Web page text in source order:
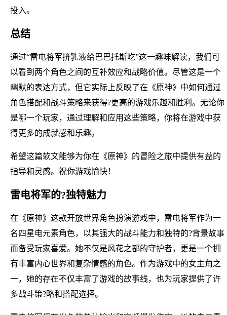
投入。
总结
通过“雷电将军挤乳液给巴巴托斯吃”这一趣味解读，我们可
以看到两个角色之间的互补效应和战略价值。尽管这是一个
幽默的表达方式，但它实际上反映了在《原神》中如何通过
角色搭配和战斗策略来获得?更高的游戏乐趣和胜利。无论你
是哪一个玩家，通过理解和应用这些策略，你将在游戏中获
得更多的成就感和乐趣。
希望这篇软文能够为你在《原神》的冒险之旅中提供有益的
指导和灵感。祝你游戏愉快！
雷电将军的?独特魅力
在《原神》这款开放世界角色扮演游戏中，雷电将军作为一
名四星电元素角色，以其强大的战斗能力和独特的?背景故事
而备受玩家喜爱。她不仅是风花之都的守护者，更是一个拥
有丰富内心世界和复杂情感的角色。作为游戏中的女主角之
一，她的存在不仅丰富了游戏的故事线，也为玩家提供了许
多战斗策?略和搭配选择。